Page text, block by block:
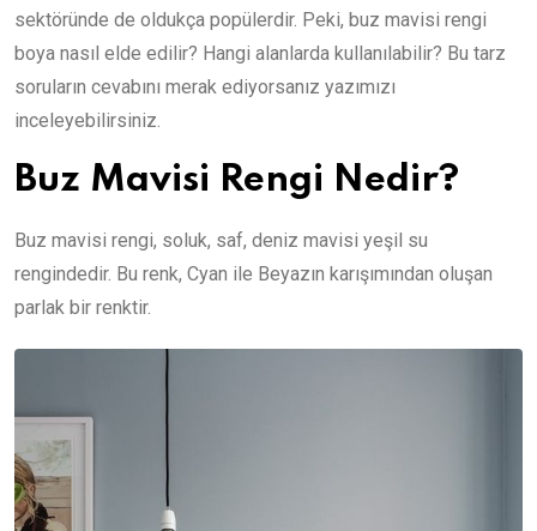
sektöründe de oldukça popülerdir. Peki, buz mavisi rengi
boya nasıl elde edilir? Hangi alanlarda kullanılabilir? Bu tarz
soruların cevabını merak ediyorsanız yazımızı
inceleyebilirsiniz.
Buz Mavisi Rengi Nedir?
Buz mavisi rengi, soluk, saf, deniz mavisi yeşil su
rengindedir. Bu renk, Cyan ile Beyazın karışımından oluşan
parlak bir renktir.